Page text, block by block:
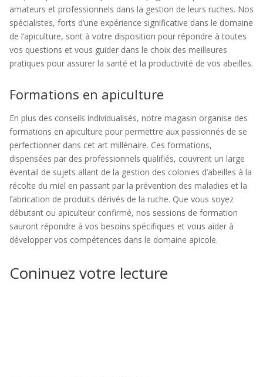
amateurs et professionnels dans la gestion de leurs ruches. Nos
spécialistes, forts d’une expérience significative dans le domaine
de l’apiculture, sont à votre disposition pour répondre à toutes
vos questions et vous guider dans le choix des meilleures
pratiques pour assurer la santé et la productivité de vos abeilles.
Formations en apiculture
En plus des conseils individualisés, notre magasin organise des
formations en apiculture pour permettre aux passionnés de se
perfectionner dans cet art millénaire. Ces formations,
dispensées par des professionnels qualifiés, couvrent un large
éventail de sujets allant de la gestion des colonies d’abeilles à la
récolte du miel en passant par la prévention des maladies et la
fabrication de produits dérivés de la ruche. Que vous soyez
débutant ou apiculteur confirmé, nos sessions de formation
sauront répondre à vos besoins spécifiques et vous aider à
développer vos compétences dans le domaine apicole.
Coninuez votre lecture